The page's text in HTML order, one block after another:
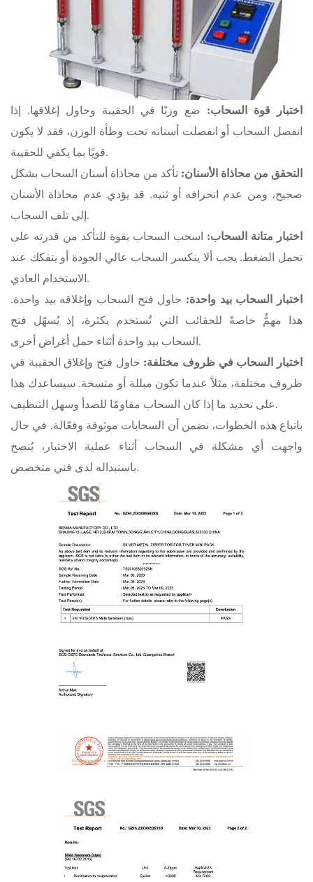
اختبار قوة السحاب: ضع وزنًا في الحقيبة وحاول إغلاقها. إذا
انفصل السحاب أو انفصلت أسنانه تحت وطأة الوزن، فقد لا يكون
قويًا بما يكفي للحقيبة.
التحقق من محاذاة الأسنان: تأكد من محاذاة أسنان السحاب بشكل
صحيح، ومن عدم انحرافه أو ثنيه. قد يؤدي عدم محاذاة الأسنان
إلى تلف السحاب.
اختبار متانة السحاب:
اسحب السحاب بقوة للتأكد من قدرته على
تحمل الضغط. يجب ألا ينكسر السحاب عالي الجودة أو يتفكك عند
الاستخدام العادي.
اختبار السحاب بيد واحدة: حاول فتح السحاب وإغلاقه بيد واحدة.
هذا مهمٌّ خاصةً للحقائب التي تُستخدم بكثرة، إذ يُسهّل فتح
السحاب بيد واحدة أثناء حمل أغراض أخرى.
اختبار السحاب في ظروف مختلفة: حاول فتح وإغلاق الحقيبة في
ظروف مختلفة، مثلاً عندما تكون مبللة أو متسخة. سيساعدك هذا
على تحديد ما إذا كان السحاب مقاومًا للصدأ وسهل التنظيف.
باتباع هذه الخطوات، نضمن أن السحابات موثوقة وفعّالة. في حال
واجهت أي مشكلة في السحاب أثناء عملية الاختبار، يُنصح
باستبداله لدى فني متخصص.